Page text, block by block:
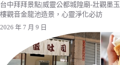
台中拜拜景點|威靈公都城隍廟-壯觀墨
樓觀音金龍池造景，心靈淨化必訪
2026 年 7 月 9 日